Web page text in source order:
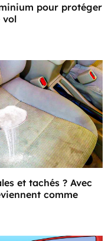
pour protéger
vol
et tachés ? Avec
comme